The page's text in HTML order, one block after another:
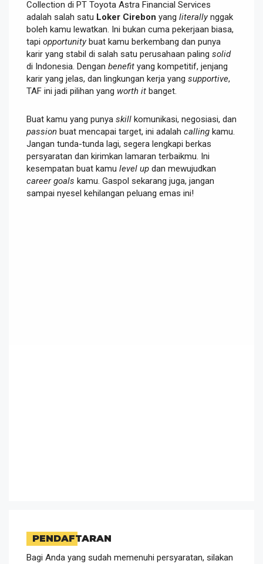
Collection di PT Toyota Astra Financial Services
adalah salah satu Loker Cirebon yang literallynggak
boleh kamu lewatkan. Ini bukan cuma pekerjaan biasa,
tapi opportunitybuat kamu berkembang dan punya
karir yang stabil di salah satu perusahaan paling solid
di Indonesia. Dengan benefit yang kompetitif, jenjang
karir yang jelas, dan lingkungan kerja yang supportive,
TAF ini jadi pilihan yang worth it banget.
Buat kamu yang punya skill komunikasi, negosiasi, dan
passion buat mencapai target, ini adalah calling kamu.
Jangan tunda-tunda lagi, segera lengkapi berkas
persyaratan dan kirimkan lamaran terbaikmu. Ini
kesempatan buat kamu level up dan mewujudkan
career goals kamu. Gaspol sekarang juga, jangan
sampai nyesel kehilangan peluang emas ini!
PENDAFTARAN
Bagi Anda yang sudah memenuhi persyaratan, silakan